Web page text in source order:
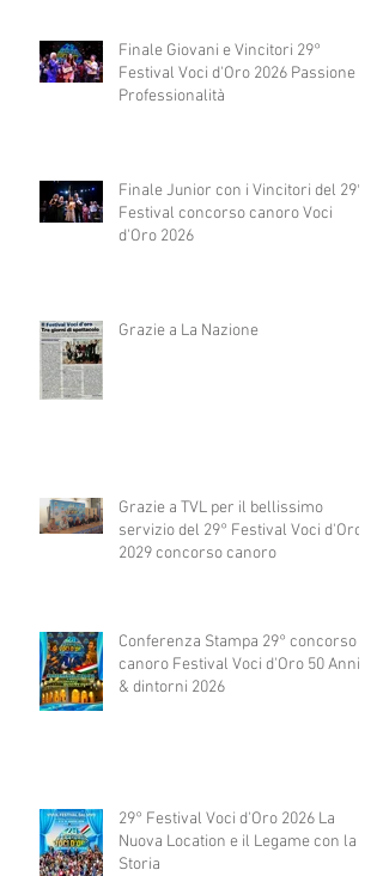
Finale Giovani e Vincitori 29°
Festival Voci d'Oro 2026 Passione e
Professionalità
Finale Junior con i Vincitori del 29°
Festival concorso canoro Voci
d'Oro 2026
Grazie a La Nazione
Grazie a TVL per il bellissimo
servizio del 29° Festival Voci d'Oro
2029 concorso canoro
Conferenza Stampa 29° concorso
canoro Festival Voci d'Oro 50 Anni
& dintorni 2026
29° Festival Voci d'Oro 2026 La
Nuova Location e il Legame con la
Storia